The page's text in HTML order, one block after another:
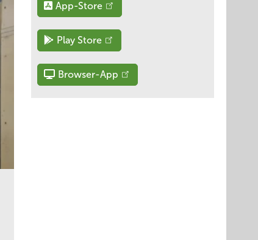
App-Store
Play Store
Browser-App